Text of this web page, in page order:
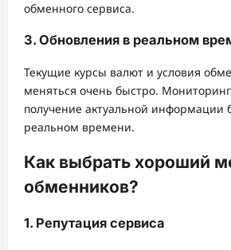
обменного сервиса.
3. Обновления в реальном
Текущие курсы валют и условия
меняться очень быстро.
получение актуальной информации
реальном времени.
Как выбрать хороший
обменников?
1. Репутация сервиса